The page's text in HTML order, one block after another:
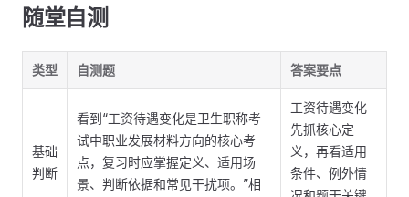
随堂自测
类型 自测题 答案要点
基础
判断
看到“工资待遇变化是卫生职称考
试中职业发展材料方向的核心考
点，复习时应掌握定义、适用场
景、判断依据和常见干扰项。”相
工资待遇变化
先抓核心定
义，再看适用
条件、例外情